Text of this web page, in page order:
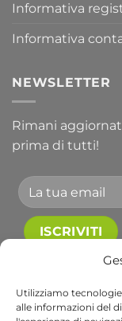
Utilizziamo
alle informazioni del
Informativa
Informativa
NEWSLETTER
Rimani
prima di tutti!
Accetto le
Alternative: